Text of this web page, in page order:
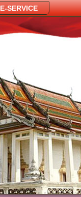
E-SERVICE